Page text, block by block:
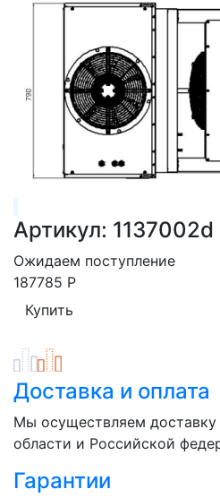
Артикул: 1137002d
Ожидаем поступление
187785 Р
Доставка и оплата
Мы осуществляем
области и Российской
Гарантии